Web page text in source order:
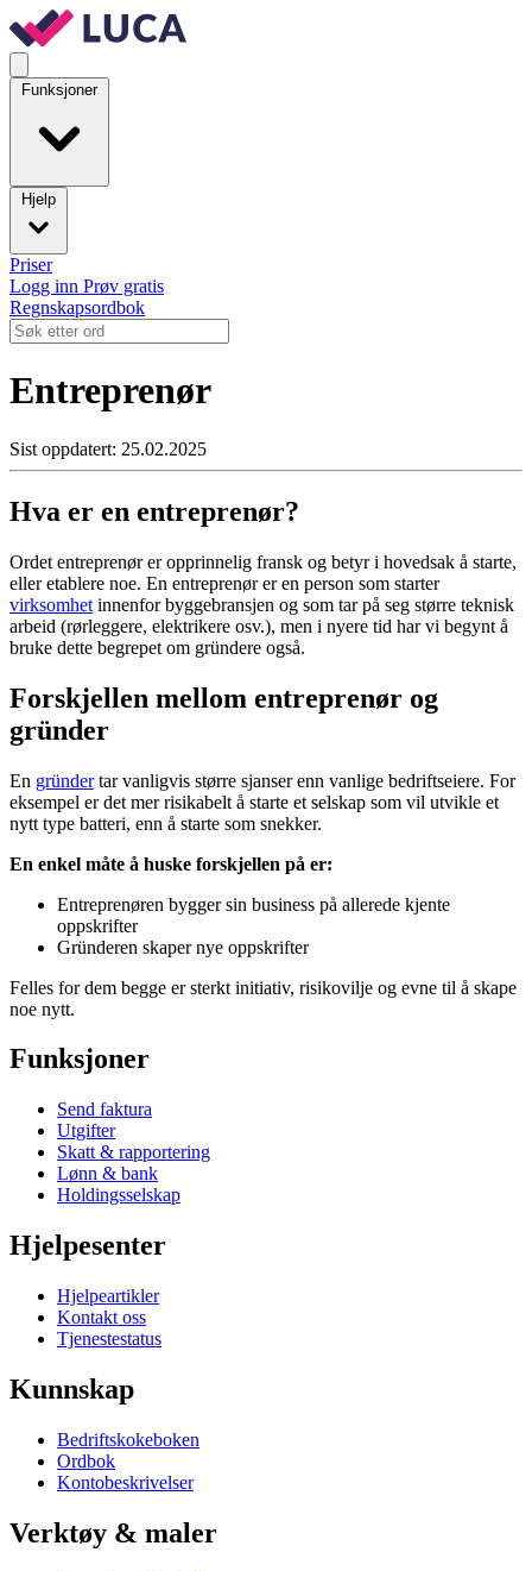
Funksjoner
Hjelp
Priser
Logg inn Prøv gratis
Regnskapsordbok
Entreprenør
Sist oppdatert: 25.02.2025
Hva er en entreprenør?
Ordet entreprenør er opprinnelig fransk og betyr i hovedsak å starte,
eller etablere noe. En entreprenør er en person som starter
virksomhet innenfor byggebransjen og som tar på seg større teknisk
arbeid (rørleggere, elektrikere osv.), men i nyere tid har vi begynt å
bruke dette begrepet om gründere også.
Forskjellen mellom entreprenør og
gründer
En gründertar vanligvis større sjanser enn vanlige bedriftseiere. For
eksempel er det mer risikabelt å starte et selskap som vil utvikle et
nytt type batteri, enn å starte som snekker.
En enkel måte å huske forskjellen på er:
Entreprenøren bygger sin business på allerede kjente
oppskrifter
Gründeren skaper nye oppskrifter
Felles for dem begge er sterkt initiativ, risikovilje og evne til å skape
noe nytt.
Funksjoner
Send faktura
Utgifter
Skatt & rapportering
Lønn & bank
Holdingsselskap
Hjelpesenter
Hjelpeartikler
Kontakt oss
Tjenestestatus
Kunnskap
Bedriftskokeboken
Ordbok
Kontobeskrivelser
Verktøy & maler